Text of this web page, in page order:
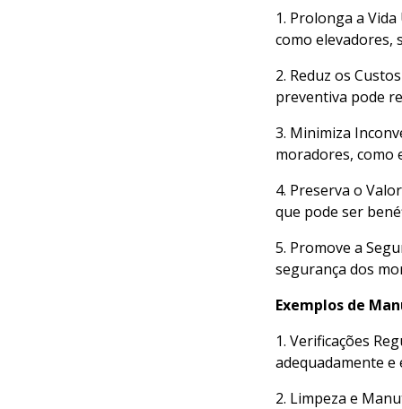
1. Prolonga a
como elevadores,
2. Reduz os
preventiva pode
3. Minimiza
moradores, como
4. Preserva o
que pode ser
5. Promove a
segurança dos
Exemplos de
1. Verificações
adequadamente e
2. Limpeza e